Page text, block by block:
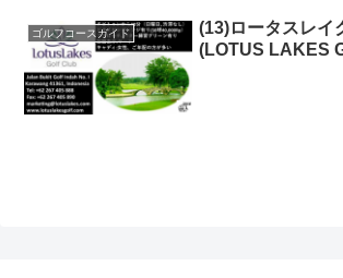
ゴルフコースガイド
(13)ロータスレイ
(LOTUS LAKES